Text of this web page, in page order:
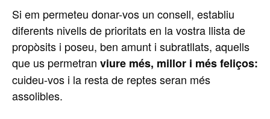
Si em permeteu donar-vos un consell, establiu
diferents nivells de prioritats en la vostra llista de
propòsits i poseu, ben amunt i subratllats, aquells
que us permetran viure més, millor i més feliços:
cuideu-vos i la resta de reptes seran més
assolibles.